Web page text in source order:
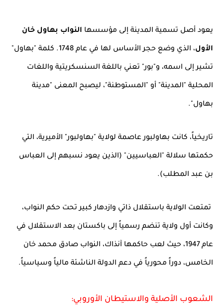
يعود أصل تسمية المدينة إلى مؤسسها النواب بهاول خان
الأول ، الذي وضع حجر الأساس لها في عام 1748. كلمة "بهاول"
تشير إلى اسمه، و"بور" تعني باللغة السنسكريتية واللغات
المحلية "المدينة" أو "المستوطنة"، ليصبح المعنى "مدينة
بهاول".
تاريخياً، كانت بهاولبور عاصمة لولاية "بهاولبور" الأميرية، التي
حكمتها سلالة "العباسيين" (الذين يعود نسبهم إلى العباس
بن عبد المطلب).
تمتعت الولاية باستقلال ذاتي وازدهار كبير تحت حكم النواب،
وكانت أول ولاية تنضم رسمياً إلى باكستان بعد الاستقلال في
عام 1947، حيث لعب حاكمها آنذاك، النواب صادق محمد خان
الخامس، دوراً محورياً في دعم الدولة الناشئة مالياً وسياسياً.
الشعوب الأصلية والاستيطان الأوروبي: